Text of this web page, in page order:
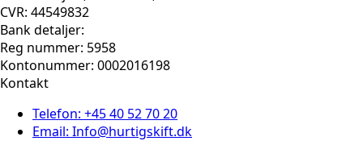
CVR: 44549832
Bank detaljer:
Reg nummer: 5958
Kontonummer: 0002016198
Kontakt
Telefon: +45 40 52 70 20
Email: Info@hurtigskift.dk